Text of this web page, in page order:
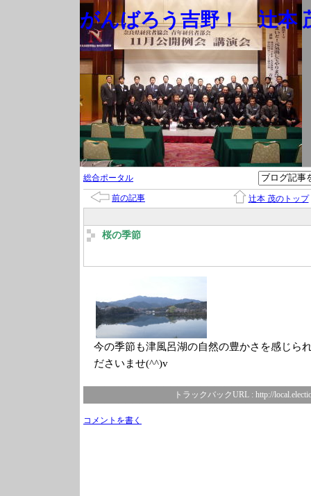
がんばろう吉野！ 辻本
総合ポータル
前の記事 辻本 茂のトップ
桜の季節
今の季節も津風呂湖の自然の豊かさを感じら
ださいませ(^^)v
トラックバックURL : http://
コメントを書く